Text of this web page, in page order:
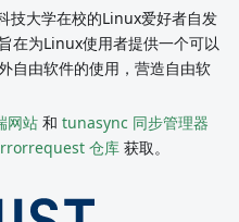
技大学在校的Linux爱好者自发
在为Linux使用者提供一个可以
自由软件的使用，营造自由软
网站 和 tunasync 同步管理器
仓库 获取。